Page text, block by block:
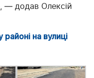
, — додав Олексій
на вулиці